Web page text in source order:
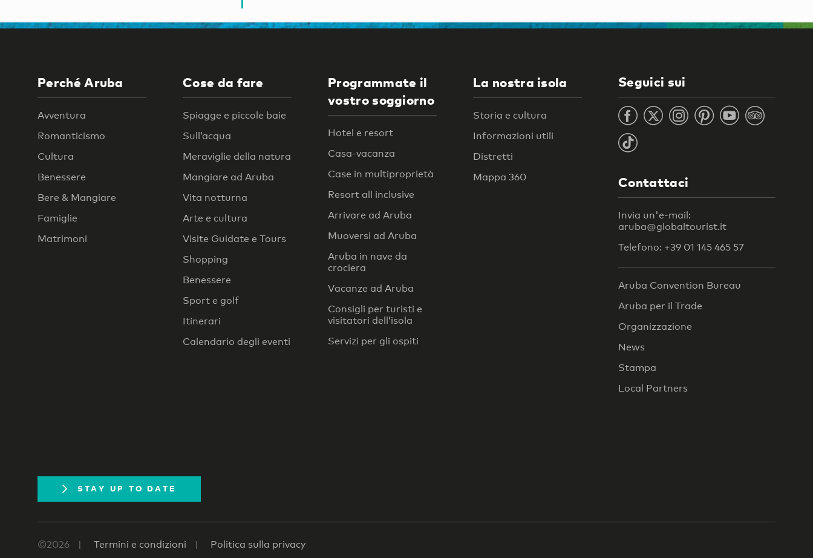
Perché Aruba
Avventura
Romanticismo
Cultura
Benessere
Bere & Mangiare
Famiglie
Matrimoni
Cose da fare
Spiagge e piccole baie
Sull’acqua
Meraviglie della natura
Mangiare ad Aruba
Vita notturna
Arte e cultura
Visite Guidate e Tours
Shopping
Benessere
Sport e golf
Itinerari
Calendario degli eventi
Programmate il
vostro soggiorno
Hotel e resort
Casa-vacanza
Case in multiproprietà
Resort all inclusive
Arrivare ad Aruba
Muoversi ad Aruba
Aruba in nave da
crociera
Vacanze ad Aruba
Consigli per turisti e
visitatori dell’isola
Servizi per gli ospiti
La nostra isola
Storia e cultura
Informazioni utili
Distretti
Mappa 360
Seguici sui
Contattaci
Invia un'e-mail:
aruba@globaltourist.it
Telefono: +39 01 145 465 57
Aruba Convention Bureau
Aruba per il Trade
Organizzazione
News
Stampa
Local Partners
STAY UP TO DATE
©2026 Termini e condizioni Politica sulla privacy